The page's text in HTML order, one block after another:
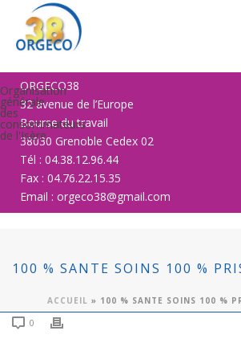
Organisation
générale
des
consommateurs
de l'Isère
ORGECO38
32 avenue de l’Europe
Bourse du travail
38030 Grenoble Cedex 02
Tél : 04.38.12.96.44
Fax : 04.76.22.15.35
Email : orgeco38@gmail.com
100 % SANTE SOINS 100 %
ACCUEIL » 100 % SANTE SOINS 100 %
0